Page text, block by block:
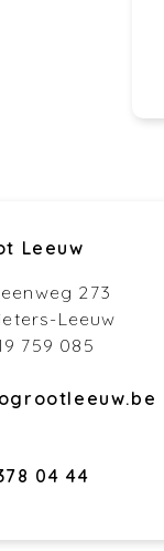
Leeuw
273
Leeuw
759 085
04 44